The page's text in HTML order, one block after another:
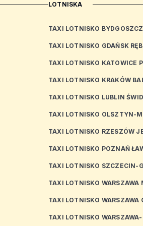
LOTNISKA
TAXI LOTNISKO
TAXI LOTNISKO GDAŃSK
TAXI LOTNISKO KATOWICE
TAXI LOTNISKO KRAKÓW
TAXI LOTNISKO LUBLIN
TAXI LOTNISKO OLSZTYN-
TAXI LOTNISKO RZESZÓW
TAXI LOTNISKO POZNAŃ
TAXI LOTNISKO SZCZECIN-
TAXI LOTNISKO WARSZAWA
TAXI LOTNISKO WARSZAWA
TAXI LOTNISKO